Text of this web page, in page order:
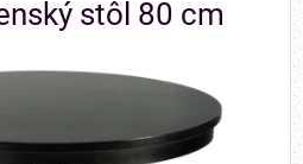
stôl 80 cm